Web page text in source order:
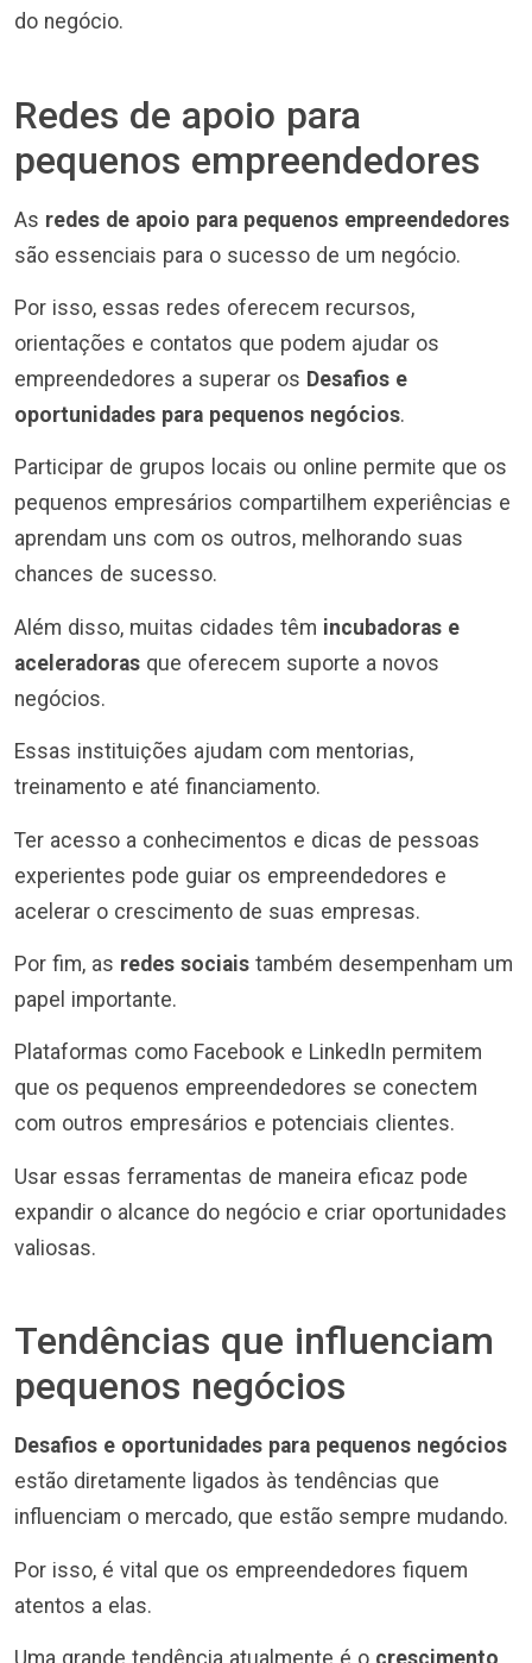
do negócio.
Redes de apoio para
pequenos empreendedores
As redes de apoio para pequenos empreendedores
são essenciais para o sucesso de um negócio.
Por isso, essas redes oferecem recursos,
orientações e contatos que podem ajudar os
empreendedores a superar os Desafios e
oportunidades para pequenos negócios.
Participar de grupos locais ou online permite que os
pequenos empresários compartilhem experiências e
aprendam uns com os outros, melhorando suas
chances de sucesso.
Além disso, muitas cidades têm incubadoras e
aceleradoras que oferecem suporte a novos
negócios.
Essas instituições ajudam com mentorias,
treinamento e até financiamento.
Ter acesso a conhecimentos e dicas de pessoas
experientes pode guiar os empreendedores e
acelerar o crescimento de suas empresas.
Por fim, as redes sociais também desempenham um
papel importante.
Plataformas como Facebook e LinkedIn permitem
que os pequenos empreendedores se conectem
com outros empresários e potenciais clientes.
Usar essas ferramentas de maneira eficaz pode
expandir o alcance do negócio e criar oportunidades
valiosas.
Tendências que influenciam
pequenos negócios
Desafios e oportunidades para pequenos negócios
estão diretamente ligados às tendências que
influenciam o mercado, que estão sempre mudando.
Por isso, é vital que os empreendedores fiquem
atentos a elas.
Uma grande tendência atualmente é o crescimento